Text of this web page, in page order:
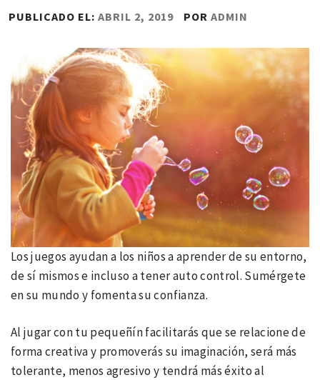
PUBLICADO EL: ABRIL 2, 2019 POR ADMIN
Los juegos ayudan a los niños a aprender de su entorno,
de sí mismos e incluso a tener auto control. Sumérgete
en su mundo y fomenta su confianza.
Al jugar con tu pequeñín facilitarás que se relacione de
forma creativa y promoverás su imaginación, será más
tolerante, menos agresivo y tendrá más éxito al